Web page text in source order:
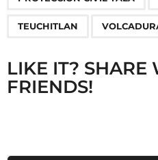
i
o
n
TEUCHITLAN
LIKE IT? SHARE
FRIENDS!